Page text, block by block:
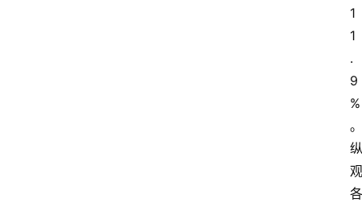
1
1
.
9
%
。
纵
观
各